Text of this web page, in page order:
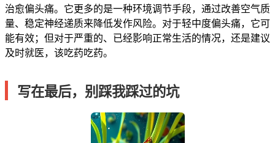
治愈偏头痛。它更多的是一种环境调节手段，通过改善空气质
量、稳定神经递质来降低发作风险。对于轻中度偏头痛，它可
能有效；但对于严重的、已经影响正常生活的情况，还是建议
及时就医，该吃药吃药。
写在最后，别踩我踩过的坑